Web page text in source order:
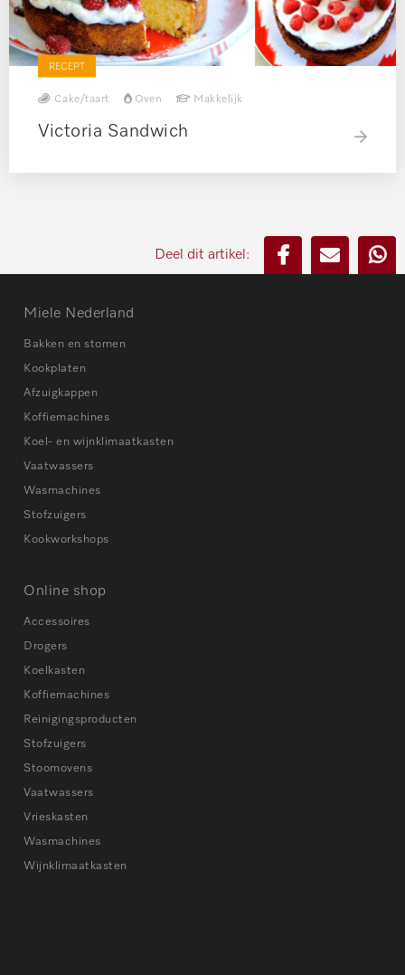
RECEPT
Cake/taart Oven Makkelijk
Victoria Sandwich
Deel dit artikel:
Miele Nederland
Bakken en stomen
Kookplaten
Afzuigkappen
Koffiemachines
Koel- en wijnklimaatkasten
Vaatwassers
Wasmachines
Stofzuigers
Kookworkshops
Online shop
Accessoires
Drogers
Koelkasten
Koffiemachines
Reinigingsproducten
Stofzuigers
Stoomovens
Vaatwassers
Vrieskasten
Wasmachines
Wijnklimaatkasten